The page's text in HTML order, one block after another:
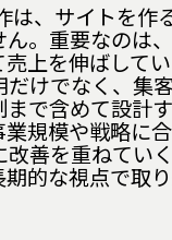
は、サイトを作
ん。重要なのは
上を伸ばして
だけでなく、集
まで含めて設計
業規模や戦略に
改善を重ねてい
期的な視点で取